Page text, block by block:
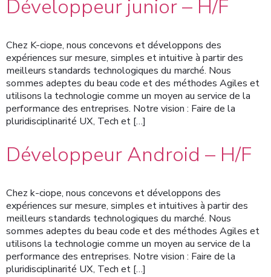
Développeur junior – H/F
Chez K-ciope, nous concevons et développons des
expériences sur mesure, simples et intuitive à partir des
meilleurs standards technologiques du marché. Nous
sommes adeptes du beau code et des méthodes Agiles et
utilisons la technologie comme un moyen au service de la
performance des entreprises. Notre vision : Faire de la
pluridisciplinarité UX, Tech et […]
Développeur Android – H/F
Chez k-ciope, nous concevons et développons des
expériences sur mesure, simples et intuitives à partir des
meilleurs standards technologiques du marché. Nous
sommes adeptes du beau code et des méthodes Agiles et
utilisons la technologie comme un moyen au service de la
performance des entreprises. Notre vision : Faire de la
pluridisciplinarité UX, Tech et […]